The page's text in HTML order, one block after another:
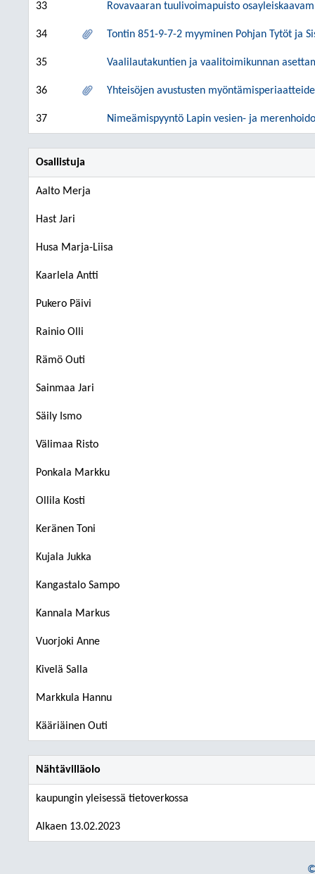
33 Rovavaaran tuulivoimapuisto
34 Tontin 851-9-7-2 myyminen Pohjan Tytöt ja
35 Vaalilautakuntien ja vaalitoimikunnan
36 Yhteisöjen avustusten
37 Nimeämispyyntö Lapin vesien- ja
Osallistuja
Aalto Merja
Hast Jari
Husa Marja-Liisa
Kaarlela Antti
Pukero Päivi
Rainio Olli
Rämö Outi
Sainmaa Jari
Säily Ismo
Välimaa Risto
Ponkala Markku
Ollila Kosti
Keränen Toni
Kujala Jukka
Kangastalo Sampo
Kannala Markus
Vuorjoki Anne
Kivelä Salla
Markkula Hannu
Kääriäinen Outi
Nähtävilläolo
kaupungin yleisessä tietoverkossa
Alkaen 13.02.2023